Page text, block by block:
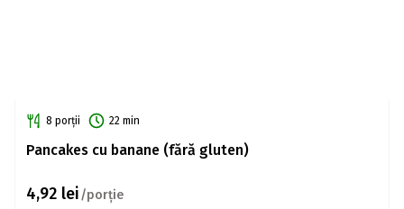
8 porții 22 min
Pancakes cu banane (fără gluten)
4,92 lei/porție